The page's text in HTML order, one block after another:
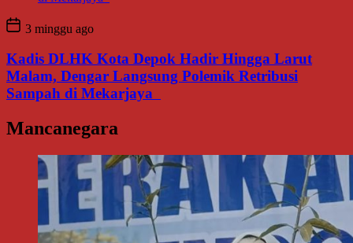
3 minggu ago
Kadis DLHK Kota Depok Hadir Hingga Larut
Malam, Dengar Langsung Polemik Retribusi
Sampah di Mekarjaya
Mancanegara